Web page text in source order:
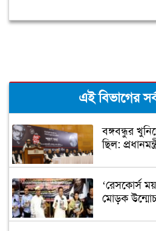
এই বিভাগের
বঙ্গবন্ধুর
ছিল:
‘রেসকোর্স
মোড়ক